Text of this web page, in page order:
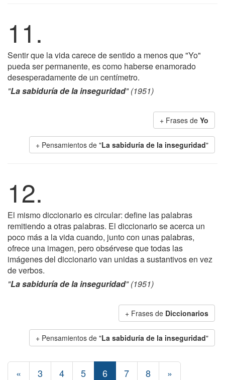
11.
Sentir que la vida carece de sentido a menos que "Yo"
pueda ser permanente, es como haberse enamorado
desesperadamente de un centímetro.
"La sabiduría de la inseguridad" (1951)
+ Frases de Yo
+ Pensamientos de "La sabiduría de la inseguridad"
12.
El mismo diccionario es circular: define las palabras
remitiendo a otras palabras. El diccionario se acerca un
poco más a la vida cuando, junto con unas palabras,
ofrece una imagen, pero obsérvese que todas las
imágenes del diccionario van unidas a sustantivos en vez
de verbos.
"La sabiduría de la inseguridad" (1951)
+ Frases de Diccionarios
+ Pensamientos de "La sabiduría de la inseguridad"
« 3 4 5 6 7 8 »